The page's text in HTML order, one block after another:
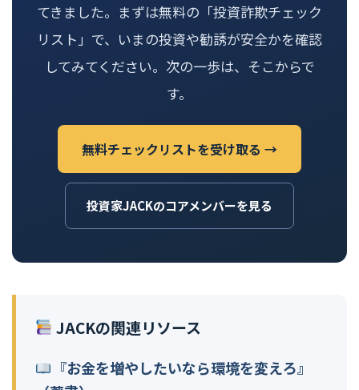
てきました。まずは無料の「投資詐欺チェック
リスト」で、いまの投資や勧誘が安全かを確認
してみてください。次の一歩は、そこからで
す。
無料チェックリストを受け取る →
投資家JACKのコアメンバーを見る
JACKの関連リソース
『お金を増やしたいなら環境を変えろ』